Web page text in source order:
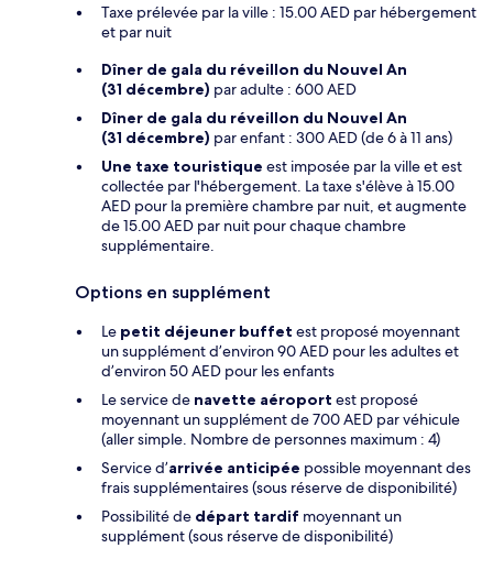
Taxe prélevée par la ville : 15.00 AED par hébergement
et par nuit
Dîner de gala du réveillon du Nouvel An
(31 décembre) par adulte : 600 AED
Dîner de gala du réveillon du Nouvel An
(31 décembre) par enfant : 300 AED (de 6 à 11 ans)
Une taxe touristique est imposée par la ville et est
collectée par l'hébergement. La taxe s'élève à 15.00
AED pour la première chambre par nuit, et augmente
de 15.00 AED par nuit pour chaque chambre
supplémentaire.
Options en supplément
Le petit déjeuner buffet est proposé moyennant
un supplément d’environ 90 AED pour les adultes et
d’environ 50 AED pour les enfants
Le service de navette aéroport est proposé
moyennant un supplément de 700 AED par véhicule
(aller simple. Nombre de personnes maximum : 4)
Service d’arrivée anticipée possible moyennant des
frais supplémentaires (sous réserve de disponibilité)
Possibilité de départ tardif moyennant un
supplément (sous réserve de disponibilité)